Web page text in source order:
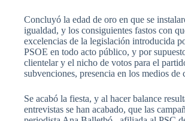
Concluyó la edad de oro en que se
igualdad, y los consiguientes fastos con
excelencias de la legislación introducida
PSOE en todo acto público, y por
clientelar y el nicho de votos para el
subvenciones, presencia en los medios
Se acabó la fiesta, y al hacer balance
entrevistas se han acabado, que las